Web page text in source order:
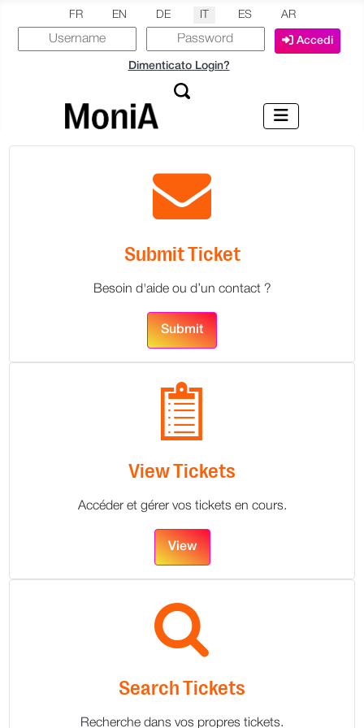
Seleziona la tua lingua
FR EN DE ES AR
Accedi
Dimenticato Login?
Submit Ticket
Besoin d'aide ou d’un contact ?
Submit
View Tickets
Accéder et gérer vos tickets en cours.
View
Search Tickets
Recherche dans vos propres tickets.